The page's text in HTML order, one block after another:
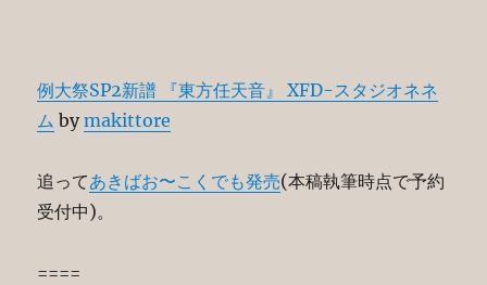
例大祭SP2新譜 『東方任天音』 XFD-スタジオネネ
ム bymakittore
追ってあきばお〜こくでも発売(本稿執筆時点で予約
受付中)。
====